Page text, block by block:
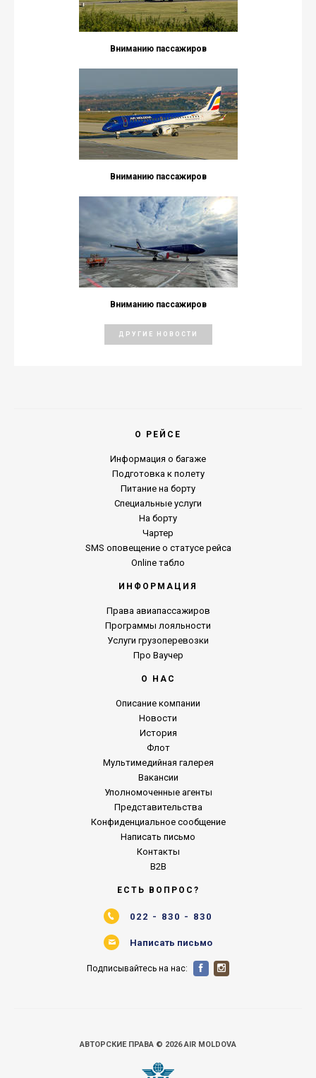
Вниманию пассажиров
Вниманию пассажиров
Вниманию пассажиров
ДРУГИЕ НОВОСТИ
О РЕЙСЕ
Информация о багаже
Подготовка к полету
Питание на борту
Специальные услуги
На борту
Чартер
SMS оповещение о статусе рейса
Online табло
ИНФОРМАЦИЯ
Права авиапассажиров
Программы лояльности
Услуги грузоперевозки
Про Ваучер
О НАС
Описание компании
Новости
История
Флот
Мультимедийная галерея
Вакансии
Уполномоченные агенты
Представительства
Конфиденциальное сообщение
Написать письмо
Контакты
B2B
ЕСТЬ ВОПРОС?
022 - 830 - 830
Написать письмо
Подписывайтесь на нас:
АВТОРСКИЕ ПРАВА © 2026 AIR MOLDOVA